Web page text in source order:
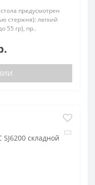
предусмотрен
стержня): легкий
55 гр), пр..